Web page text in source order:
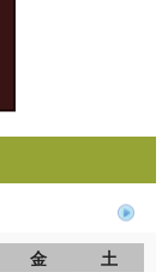
金
土